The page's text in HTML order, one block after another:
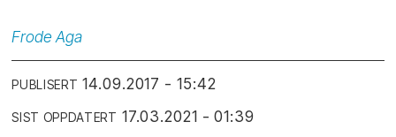
Frode Aga
PUBLISERT 14.09.2017 - 15:42
SIST OPPDATERT 17.03.2021 - 01:39